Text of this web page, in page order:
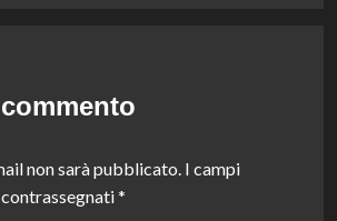
non sarà pubblicato. I campi
*